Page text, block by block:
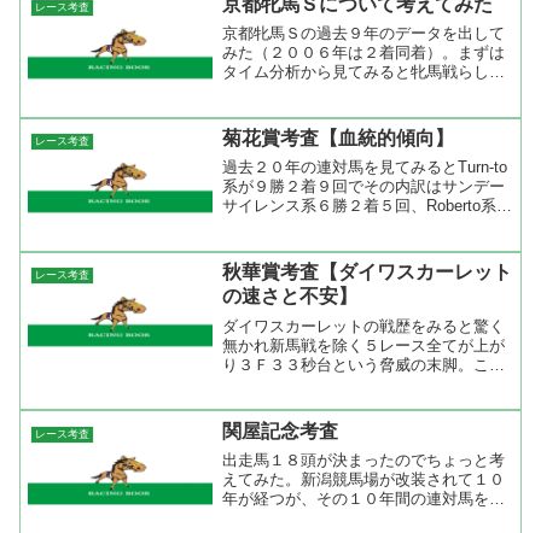
勝った５３秒７、もっとも遅...
レース考査
京都牝馬Ｓの過去９年のデータを出して
みた（２００６年は２着同着）。まずは
タイム分析から見てみると牝馬戦らしい
タート後は長い直線なので先行争いは激
しくならず、３コーナー手前...
レース考査 菊花賞考査【血統的傾向】
過去２０年の連対馬を見てみるとTurn-to
系が９勝２着９回でその内訳はサンデー
サイレンス系６勝２着５回、Roberto系３
Nasrullah系が２勝２着４...
レース考査
秋華賞考査【ダイワスカーレット
の速さと不安】
ダイワスカーレットの戦歴をみると驚く
無かれ新馬戦を除く５レース全てが上が
り３Ｆ３３秒台という脅威の末脚。これ
いつくはずがない。それでも、シンザン
記念とチューリップ賞では...
レース考査 関屋記念考査
出走馬１８頭が決まったのでちょっと考
えてみた。新潟競馬場が改装されて１０
年が経つが、その１０年間の連対馬をみ